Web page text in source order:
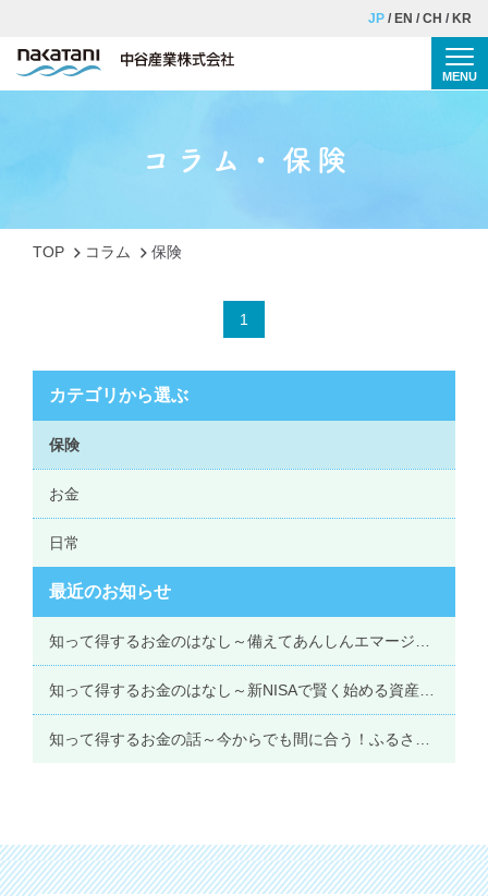
JP EN CH KR
個別相談の流れ
採用情報
コラム
お問い合わせ
グループ会社一覧を見る
MENU
コラム・保険
TOP コラム 保険
1
カテゴリから選ぶ
保険
お金
日常
最近のお知らせ
知って得するお金のはなし ～備えてあんしんエマージェンシーファンド～
知って得するお金のはなし ～新NISAで賢く始める資産形成～
知って得するお金の話～今からでも間に合う！ふるさと納税のススメ～